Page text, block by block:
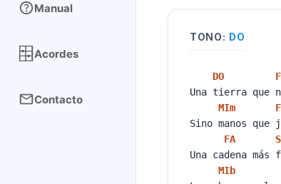
Manual
Acordes
Contacto
TONO: DO
DO
Una tierra que
MIm
Sino manos que
FA
Una cadena
MIb